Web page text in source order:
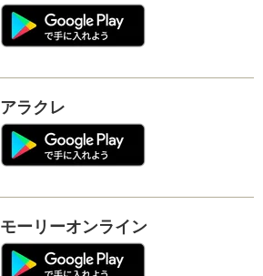
アラクレ
モーリーオンライン